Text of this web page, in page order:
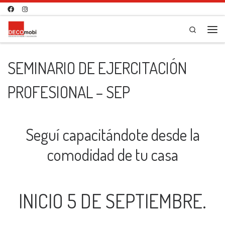
Saltar al contenido
Search
SEMINARIO DE EJERCITACIÓN
PROFESIONAL – SEP
Seguí capacitándote desde la
comodidad de tu casa
INICIO 5 DE SEPTIEMBRE.